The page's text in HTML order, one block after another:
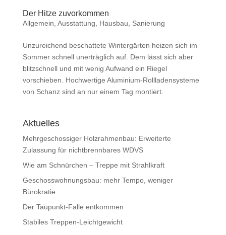
Der Hitze zuvorkommen
Allgemein, Ausstattung, Hausbau, Sanierung
Unzureichend beschattete Wintergärten heizen sich im
Sommer schnell unerträglich auf. Dem lässt sich aber
blitzschnell und mit wenig Aufwand ein Riegel
vorschieben. Hochwertige Aluminium-Rollladensysteme
von Schanz sind an nur einem Tag montiert.
Aktuelles
Mehrgeschossiger Holzrahmenbau: Erweiterte
Zulassung für nichtbrennbares WDVS
Wie am Schnürchen – Treppe mit Strahlkraft
Geschosswohnungsbau: mehr Tempo, weniger
Bürokratie
Der Taupunkt-Falle entkommen
Stabiles Treppen-Leichtgewicht